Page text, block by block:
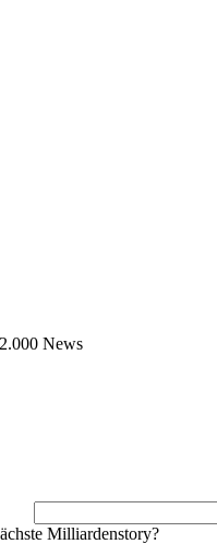
News
Milliardenstory?